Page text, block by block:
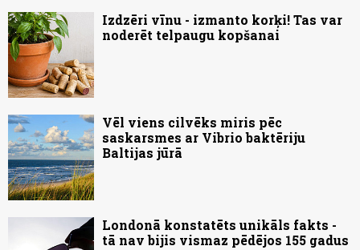
Izdzēri vīnu - izmanto korķi! Tas var
noderēt telpaugu kopšanai
Vēl viens cilvēks miris pēc
saskarsmes ar Vibrio baktēriju
Baltijas jūrā
Londonā konstatēts unikāls fakts -
tā nav bijis vismaz pēdējos 155 gadus